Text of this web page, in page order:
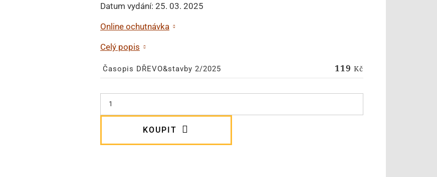
Datum vydání: 25. 03. 2025
Online ochutnávka
Celý popis
Časopis DŘEVO&stavby 2/2025 119 Kč
KOUPIT